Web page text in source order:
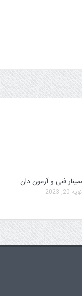
فنی و آزمون دان
20, 2023